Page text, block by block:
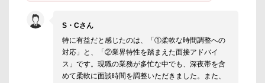
S・Cさん
特に有益だと感じたのは、「①柔軟な時間調整への
対応」と、「②業界特性を踏まえた面接アドバイ
ス」です。現職の業務が多忙な中でも、深夜帯を含
めて柔軟に面談時間を調整いただきました。また、